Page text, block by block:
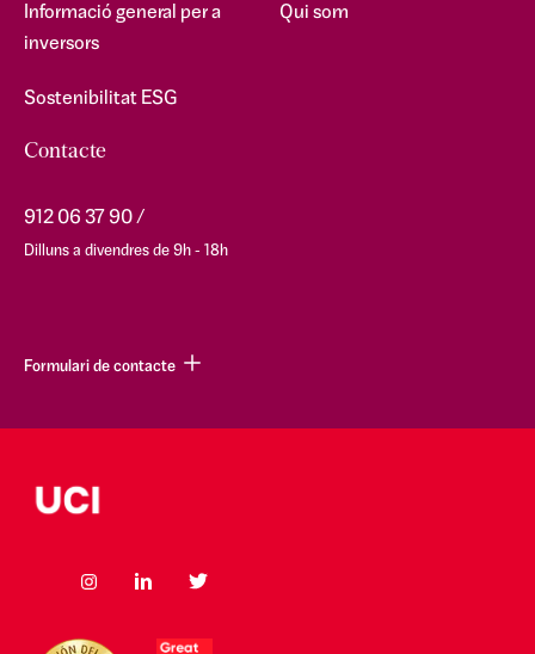
Informació general per a
inversors
Qui som
Sostenibilitat ESG
Contacte
912 06 37 90
Dilluns a divendres de 9h - 18h
Formulari de contacte